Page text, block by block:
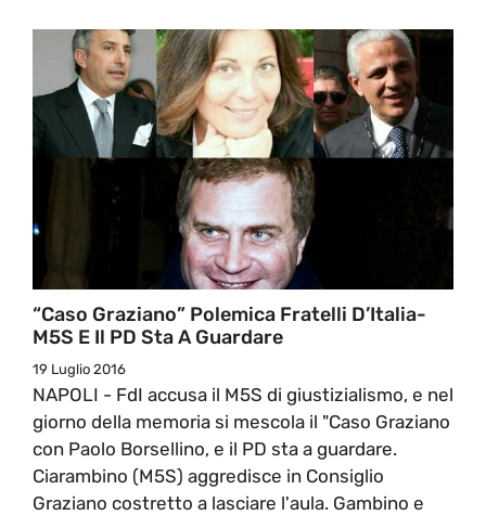
“Caso Graziano” Polemica Fratelli D’Italia-
M5S E Il PD Sta A Guardare
19 Luglio 2016
NAPOLI - FdI accusa il M5S di giustizialismo, e nel
giorno della memoria si mescola il "Caso Graziano
con Paolo Borsellino, e il PD sta a guardare.
Ciarambino (M5S) aggredisce in Consiglio
Graziano costretto a lasciare l'aula. Gambino e